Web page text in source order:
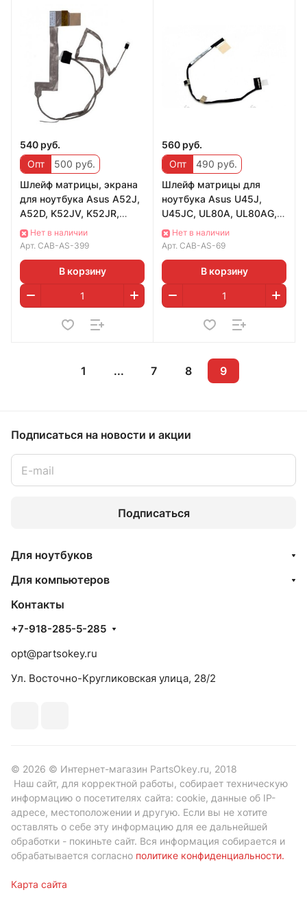
540 руб.
Опт
500 руб.
Шлейф матрицы, экрана
для ноутбука Asus A52J,
A52D, K52JV, K52JR,
K52J (1422-100110V,
1422-00NP0AS,
Нет в наличии
Арт. CAB-AS-399
В корзину
560 руб.
Опт
490 руб.
Шлейф матрицы для
ноутбука Asus U45J,
U45JC, UL80A, UL80AG,
UL80J, UL80JT, UL80V,
UL80VS, UL80VT, PR
Нет в наличии
Арт. CAB-AS-69
В корзину
1 ... 7 8 9
Подписаться на новости и акции
Подписаться
Для ноутбуков
Для компьютеров
Контакты
+7-918-285-5-285
opt@partsokey.ru
Ул. Восточно-Кругликовская улица, 28/2
© 2026 © Интернет-магазин PartsOkey.ru, 2018
Наш сайт, для корректной работы, собирает техническую
информацию о посетителях сайта: cookie, данные об IP-
адресе, местоположении и другую. Если вы не хотите
оставлять о себе эту информацию для ее дальнейшей
обработки - покиньте сайт. Вся информация собирается и
обрабатывается согласно политике конфиденциальности.
Карта сайта